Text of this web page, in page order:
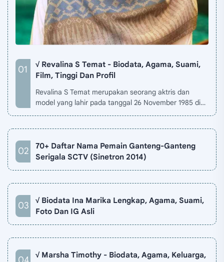
√ Revalina S Temat - Biodata, Agama, Suami,
Film, Tinggi Dan Profil
Revalina S Temat merupakan seorang aktris dan
model yang lahir pada tanggal 26 November 1985 di
70+ Daftar Nama Pemain Ganteng-Ganteng
Serigala SCTV (Sinetron 2014)
√ Biodata Ina Marika Lengkap, Agama, Suami,
Foto Dan IG Asli
√ Marsha Timothy - Biodata, Agama, Keluarga,